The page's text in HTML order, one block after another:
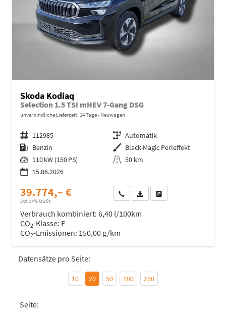
Skoda Kodiaq
Selection 1.5 TSI mHEV 7-Gang DSG
unverbindliche Lieferzeit: 14 Tage Neuwagen
Fahrzeugnr. 112985 Getriebe Automatik
Kraftstoff Benzin Außenfarbe Black-Magic Perleffekt
Leistung 110 kW (150 PS) Kilometerstand 50 km
15.06.2026
39.774,– €
incl. 17% MwSt.
Wir rufen Sie anFahrzeugexposé (PDF)
Verbrauch kombiniert: 6,40 l/100km
CO2-Klasse: E
CO2-Emissionen: 150,00 g/km
Datensätze pro Seite:
10 20 50 100 250
Seite: